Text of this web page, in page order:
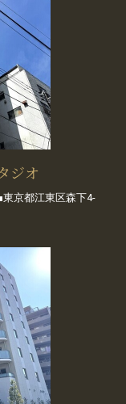
ジオ
京都江東区森下4-